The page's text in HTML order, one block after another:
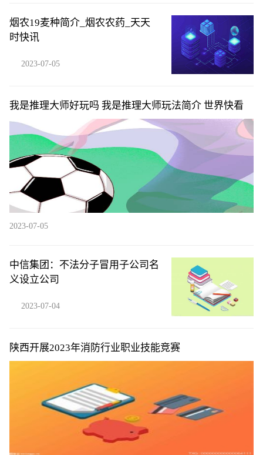
烟农19麦种简介_烟农农药_天天
时快讯
2023-07-05
我是推理大师好玩吗 我是推理大师玩法简介 世界快看
2023-07-05
中信集团：不法分子冒用子公司名
义设立公司
2023-07-04
陕西开展2023年消防行业职业技能竞赛